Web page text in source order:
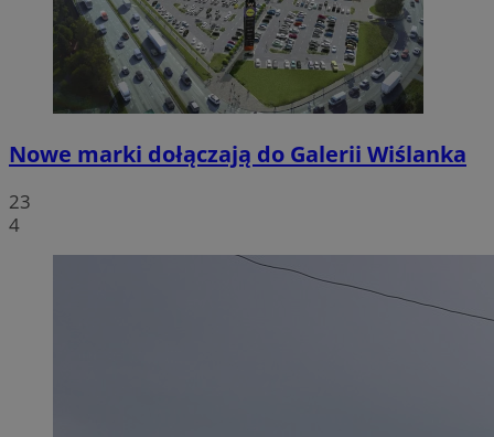
Nowe marki dołączają do Galerii Wiślanka
23
4